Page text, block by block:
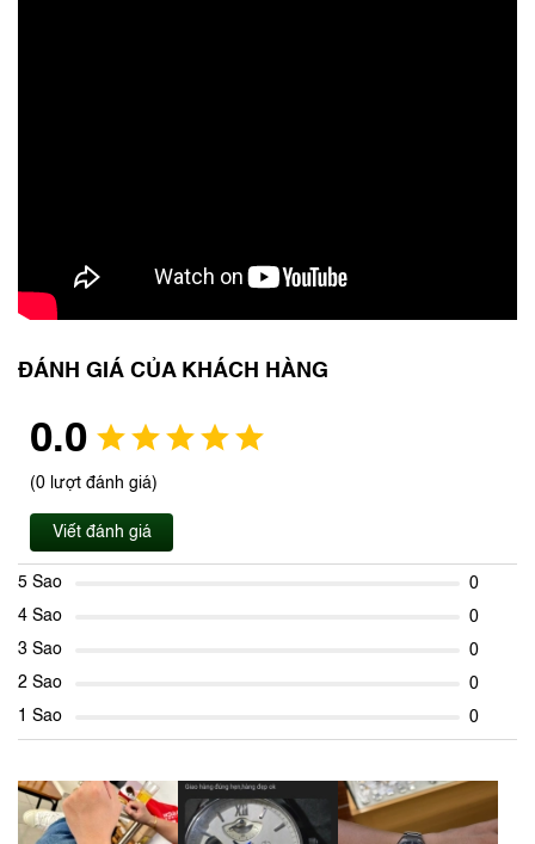
ĐÁNH GIÁ CỦA KHÁCH HÀNG
0.0
(0 lượt đánh giá)
Viết đánh giá
5 Sao
0
4 Sao
0
3 Sao
0
2 Sao
0
1 Sao
0